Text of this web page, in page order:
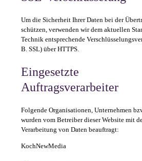
Um die Sicherheit Ihrer Daten bei der
schützen, verwenden wir dem aktuellen
Technik entsprechende
B. SSL) über HTTPS.
Eingesetzte
Auftragsverarbeiter
Folgende Organisationen, Unternehmen
wurden vom Betreiber dieser Website mit
Verarbeitung von Daten beauftragt:
KochNewMedia